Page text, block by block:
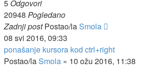
5 Odgovori
20948 Pogledano
Zadnji postPostao/laSmola
08 svi 2016, 09:33
ponašanje kursora kod ctrl+right
Postao/laSmola » 10 ožu 2016, 11:38